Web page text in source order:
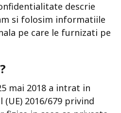
descrie
si folosim informatiile
pe care le furnizati pe
mai 2018 a intrat in
2016/679 privind